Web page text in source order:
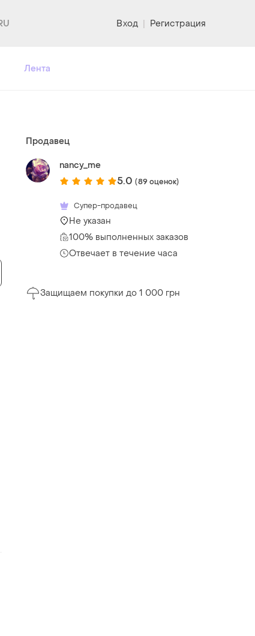
Вход | Регистрация
Лента
Продавец
nancy_me
5.0 (89 оценок)
Супер-продавец
Не указан
100% выполненных заказов
Отвечает в течение часа
Защищаем покупки до 1 000 грн